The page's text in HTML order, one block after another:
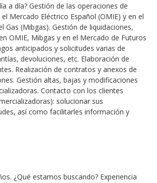
a día? Gestión de las operaciones de
Mercado Eléctrico Español (OMIE) y en el
Gas (Mibgas). Gestión de liquidaciones,
OMIE, Mibgas y en el Mercado de Futuros
anticipados y solicitudes varias de
devoluciones, etc. Elaboración de
Realización de contratos y anexos de
Gestión altas, bajas y modificaciones
Contacto con los clientes
solucionar sus
así como facilitarles información y
¿Qué estamos buscando? Experiencia